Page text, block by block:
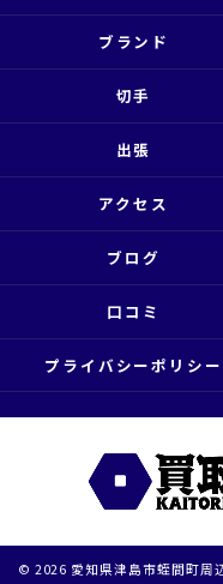
ブランド
切手
出張
アクセス
ブログ
口コミ
プライバシーポリシー
© 2026 愛知県津島市蛭間町周